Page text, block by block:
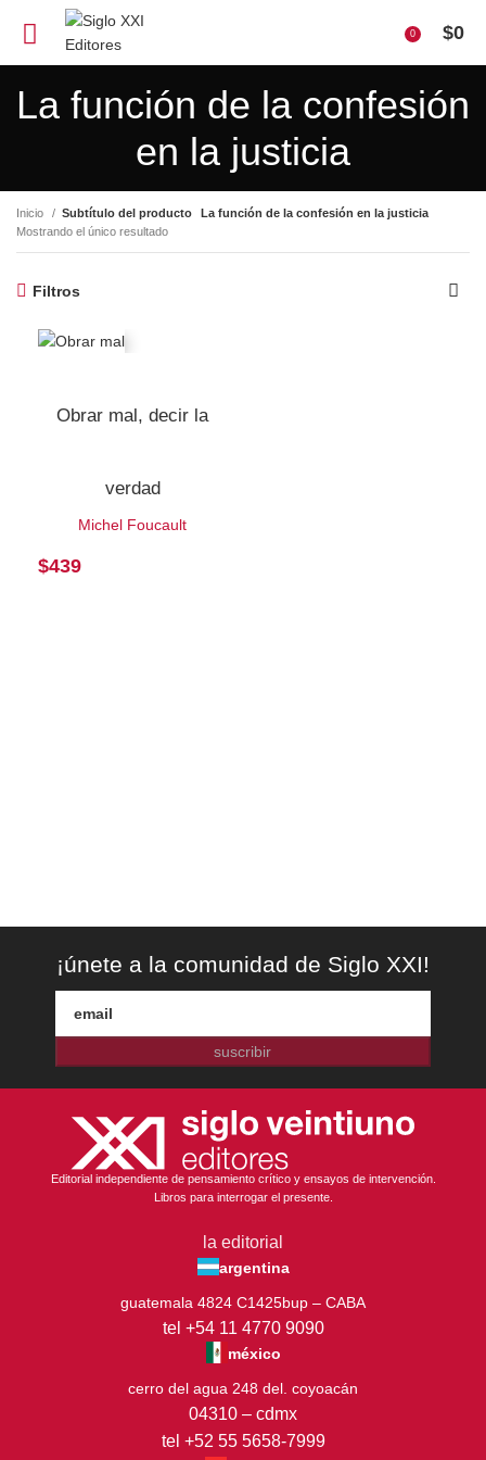
0 $0
La función de la confesión
en la justicia
Inicio Subtítulo del producto
La función de la confesión en la justicia
Mostrando el único resultado
Filtros
Obrar mal, decir la
verdad
Michel Foucault
$439
¡únete a la comunidad de Siglo XXI!
suscribir
Editorial independiente de pensamiento crítico y ensayos de intervención.
Libros para interrogar el presente.
la editorial
argentina
guatemala 4824 C1425bup – CABA
tel +54 11 4770 9090
méxico
cerro del agua 248 del. coyoacán
04310 – cdmx
tel +52 55 5658-7999